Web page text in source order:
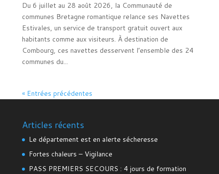
Du 6 juillet au 28 août 2026, la Communauté de
communes Bretagne romantique relance ses Navettes
Estivales, un service de transport gratuit ouvert aux
habitants comme aux visiteurs. À destination de
Combourg, ces navettes desservent l’ensemble des 24
communes du...
« Entrées précédentes
Articles récents
Le département est en alerte sécheresse
Fortes chaleurs – Vigilance
PASS PREMIERS SECOURS : 4 jours de formation